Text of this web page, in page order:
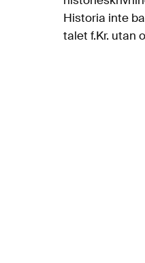
Historia inte
talet f.Kr. utan